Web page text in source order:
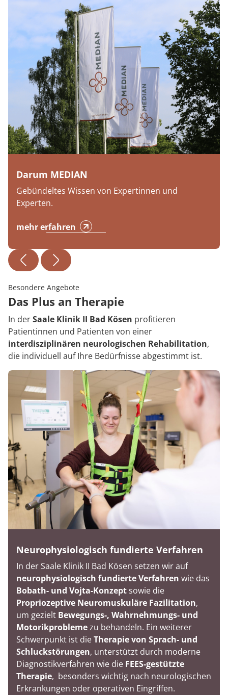
Darum MEDIAN
Gebündeltes Wissen von Expertinnen und
Experten.
mehr erfahren
Besondere Angebote
Das Plus an Therapie
In derSaale Klinik II Bad Kösen profitieren
Patientinnen und Patienten von einer
interdisziplinären neurologischen Rehabilitation,
die individuell auf Ihre Bedürfnisse abgestimmt ist.
Neurophysiologisch fundierte Verfahren
In der Saale Klinik II Bad Kösen setzen wir auf
neurophysiologisch fundierte Verfahren wie das
Bobath- und Vojta-Konzept sowie die
Propriozeptive Neuromuskuläre Fazilitation,
um gezielt Bewegungs-, Wahrnehmungs- und
Motorikproblemezu behandeln. Ein weiterer
Schwerpunkt ist dieTherapie von Sprach- und
Schluckstörungen, unterstützt durch moderne
Diagnostikverfahren wie die FEES-gestützte
Therapie, besonders wichtig nach neurologischen
Erkrankungen oder operativen Eingriffen.